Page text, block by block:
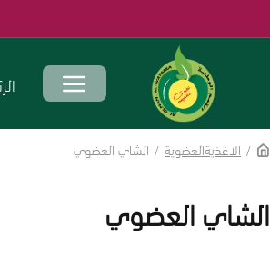
الاغذيةالعضوية الشاي العضوي
الشاي العضوي